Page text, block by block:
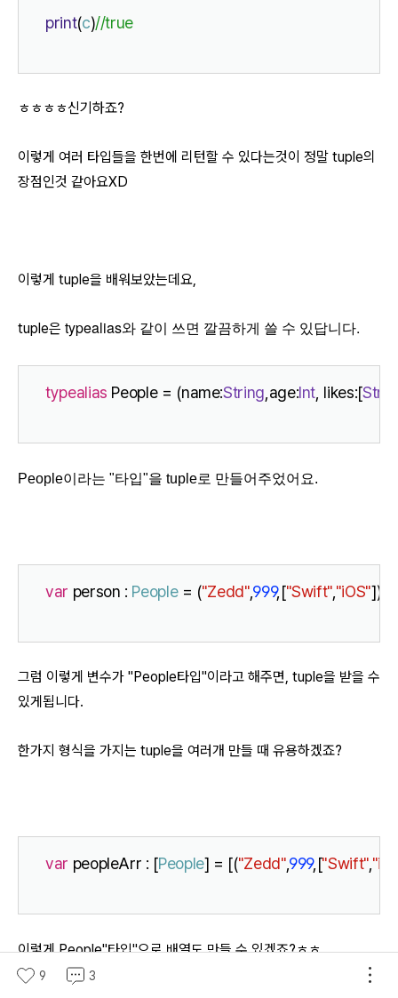
print(c)//true
ㅎㅎㅎㅎ신기하죠?
이렇게 여러 타입들을 한번에 리턴할 수 있다는것이 정말 tuple의
장점인것 같아요XD
이렇게 tuple을 배워보았는데요,
tuple은 typealias와 같이 쓰면 깔끔하게 쓸 수 있답니다.
typealias People = (name:String ,age:Int , likes:[
People이라는 "타입"을 tuple로 만들어주었어요.
var person : People = ("Zedd",999,["Swift" "iOS"])
그럼 이렇게 변수가 "People타입"이라고 해주면, tuple을 받을 수
있게됩니다.
한가지 형식을 가지는 tuple을 여러개 만들 때 유용하겠죠?
var peopleArr : [People] = [("Zedd",999,["Swift",
이렇게 People"타입"으로 배열도 만들 수 있겠죠?ㅎㅎ
9 3